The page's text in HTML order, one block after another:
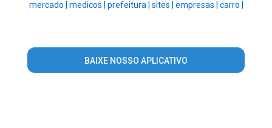
mercado | medicos | prefeitura | sites | empresas | carro |
BAIXE NOSSO APLICATIVO